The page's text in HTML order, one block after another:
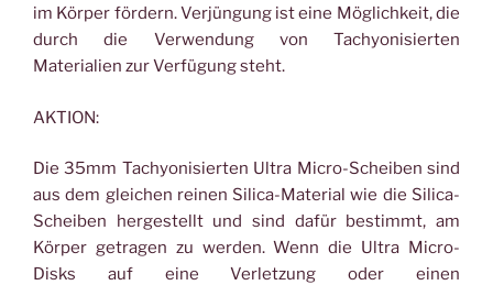
im Körper fördern. Verjüngung ist eine Möglichkeit, die
durch die Verwendung von Tachyonisierten
Materialien zur Verfügung steht.
AKTION:
Die 35mm Tachyonisierten Ultra Micro-Scheiben sind
aus dem gleichen reinen Silica-Material wie die Silica-
Scheiben hergestellt und sind dafür bestimmt, am
Körper getragen zu werden. Wenn die Ultra Micro-
Disks auf eine Verletzung oder einen